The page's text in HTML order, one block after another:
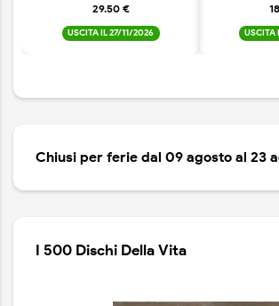
29.50 €
USCITA IL 27/11/2026 USCITA
Chiusi per ferie dal 09 agosto al 23
I 500 Dischi Della Vita